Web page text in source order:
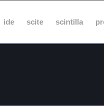
ide scite scintilla